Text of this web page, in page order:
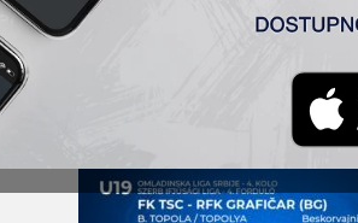
lige Vojvodine – grupa severugostili